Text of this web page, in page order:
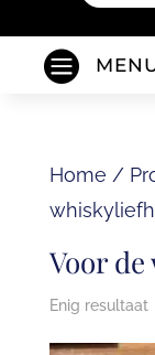

Home /
Voor
Enig resultaat